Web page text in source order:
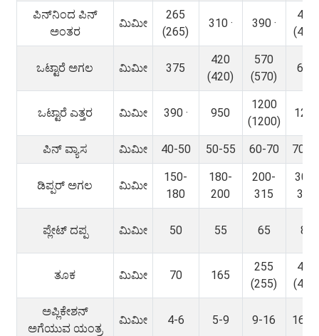
ಪಿನ್‌ನಿಂದ ಪಿನ್
ಅಂತರ
ಮಿಮೀ
265
(265)
310 · 390 ·
465
ಒಟ್ಟಾರೆ ಅಗಲ ಮಿಮೀ 375
420
(420)
570
(570)
665
ಒಟ್ಟಾರೆ ಎತ್ತರ ಮಿಮೀ 390 · 950
1200
(1200)
1250
ಪಿನ್ ವ್ಯಾಸ ಮಿಮೀ 40-50 50-55 60-70 70-
ಡಿಪ್ಪರ್ ಅಗಲ ಮಿಮೀ
150-
180
180-
200
200-
315
300-
350
ಪ್ಲೇಟ್ ದಪ್ಪ ಮಿಮೀ 50 55 65 80
ತೂಕ ಮಿಮೀ 70 165
255
(255)
420
ಅಪ್ಲಿಕೇಶನ್
ಅಗೆಯುವ ಯಂತ್ರ
ಮಿಮೀ 4-6 5-9 9-16 16-